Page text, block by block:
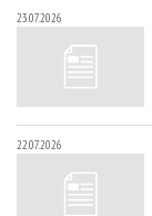
23.07.2026
22.07.2026